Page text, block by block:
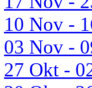
10 Nov -
03 Nov -
27 Okt -